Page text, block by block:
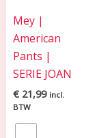
Mey |
American
Pants |
SERIE JOAN
€21,99 incl.
BTW